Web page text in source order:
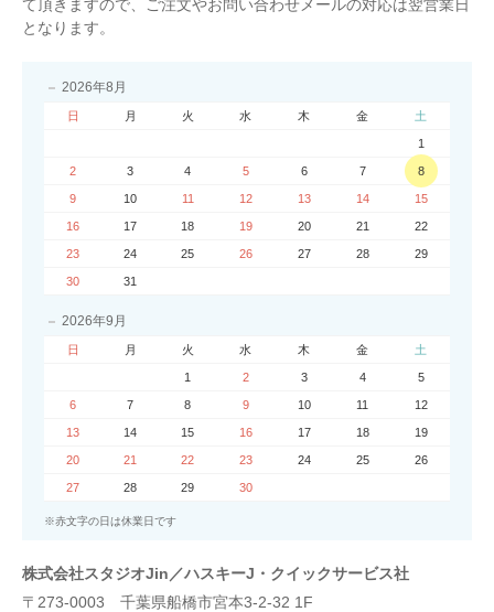
て頂きますので、ご注文やお問い合わせメールの対応は翌営業日
となります。
2026年8月
日 月 火 水 木 金 土
1
2 3 4 5 6 7 8
9 10 11 12 13 14 15
16 17 18 19 20 21 22
23 24 25 26 27 28 29
30 31
2026年9月
日 月 火 水 木 金 土
1 2 3 4 5
6 7 8 9 10 11 12
13 14 15 16 17 18 19
20 21 22 23 24 25 26
27 28 29 30
※赤文字の日は休業日です
株式会社スタジオJin／ハスキーJ・クイックサービス社
〒273-0003 千葉県船橋市宮本3-2-32 1F